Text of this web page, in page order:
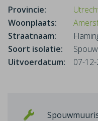
Provincie:
Woonplaats:
Straatnaam:
Soort isolatie:
Uitvoerdatum:
07-